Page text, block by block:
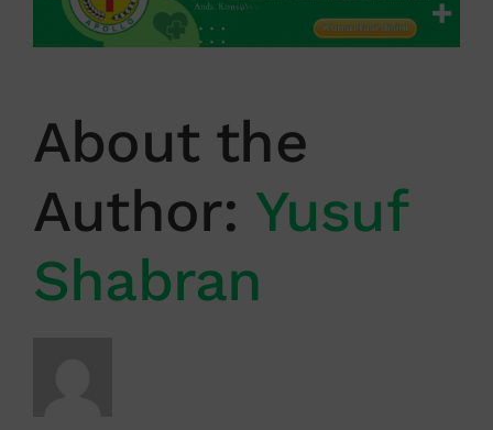
About the
Author: Yusuf
Shabran